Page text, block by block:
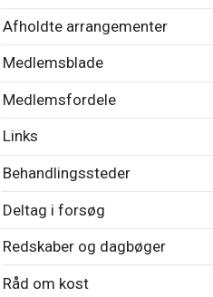
Afholdte arrangementer
Medlemsblade
Medlemsfordele
Links
Behandlingssteder
Deltag i forsøg
Redskaber og dagbøger
Råd om kost